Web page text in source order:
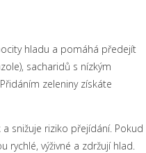
hladu a pomáhá předejít
sacharidů s nízkým
zeleniny získáte
snižuje riziko přejídání. Pokud
výživné a zdržují hlad.